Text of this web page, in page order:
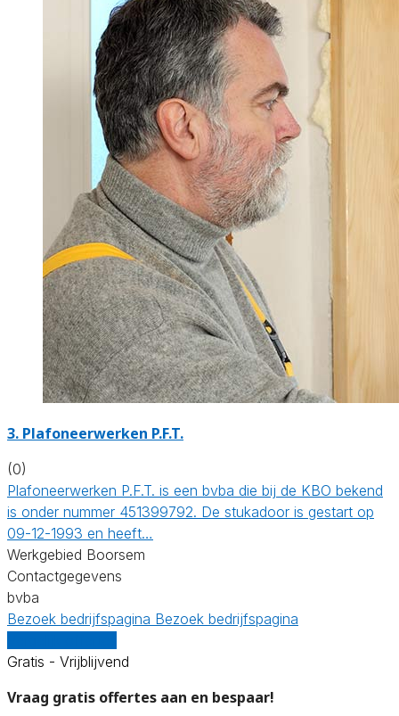
3. Plafoneerwerken P.F.T.
(0)
Plafoneerwerken P.F.T. is een bvba die bij de KBO bekend
is onder nummer 451399792. De stukadoor is gestart op
09-12-1993 en heeft…
Werkgebied Boorsem
Contactgegevens
bvba
Bezoek bedrijfspagina Bezoek bedrijfspagina
Gratis - Vrijblijvend
Vraag gratis offertes aan en bespaar!